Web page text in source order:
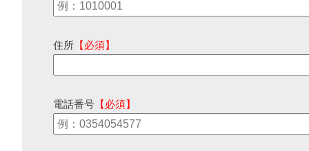
住所 【必須】
電話番号 【必須】